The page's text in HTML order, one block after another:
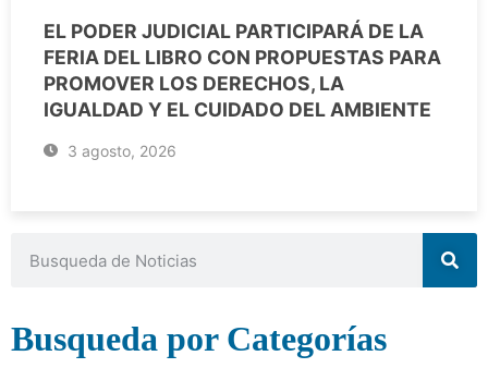
EL PODER JUDICIAL PARTICIPARÁ DE LA
FERIA DEL LIBRO CON PROPUESTAS PARA
PROMOVER LOS DERECHOS, LA
IGUALDAD Y EL CUIDADO DEL AMBIENTE
3 agosto, 2026
Busqueda por Categorías